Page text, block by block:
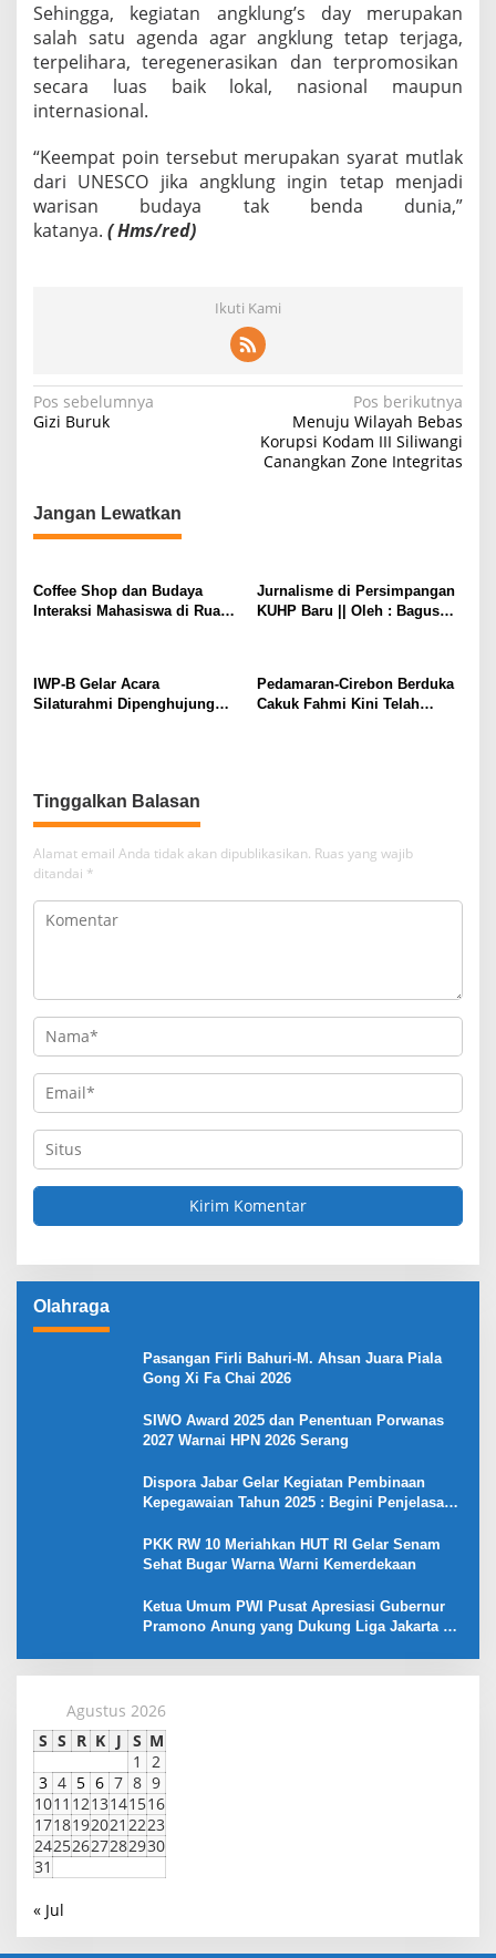
Sehingga, kegiatan angklung’s day merupakan
salah satu agenda agar angklung tetap terjaga,
terpelihara, teregenerasikan dan terpromosikan
secara luas baik lokal, nasional maupun
internasional.
“Keempat poin tersebut merupakan syarat mutlak
dari UNESCO jika angklung ingin tetap menjadi
warisan budaya tak benda dunia,”
katanya. ( Hms/red)
Ikuti Kami
N
a
i
g
s
i
o
s
Pos sebelumnya
Gizi Buruk
Pos berikutnya
Menuju Wilayah Bebas
Korupsi Kodam III Siliwangi
Canangkan Zone Integritas
Jangan Lewatkan
Coffee Shop dan Budaya
Interaksi Mahasiswa di Ruang
Jurnalisme di Persimpangan
KUHP Baru || Oleh : Bagus
IWP-B Gelar Acara
Silaturahmi Dipenghujung
Pedamaran-Cirebon Berduka
Cakuk Fahmi Kini Telah
Tinggalkan Balasan
Alamat email Anda tidak akan dipublikasikan. Ruas yang wajib
ditandai *
Olahraga
Pasangan Firli Bahuri-M. Ahsan Juara Piala
Gong Xi Fa Chai 2026
SIWO Award 2025 dan Penentuan Porwanas
2027 Warnai HPN 2026 Serang
Dispora Jabar Gelar Kegiatan Pembinaan
Kepegawaian Tahun 2025 : Begini Penjelasan
PKK RW 10 Meriahkan HUT RI Gelar Senam
Sehat Bugar Warna Warni Kemerdekaan
Ketua Umum PWI Pusat Apresiasi Gubernur
Pramono Anung yang Dukung Liga Jakarta U-
Agustus 2026
S S R K J S M
1
2
3 4 5 6 7 8 9
1011 1213141516
1718192021 2223
24252627282930
31
« Jul